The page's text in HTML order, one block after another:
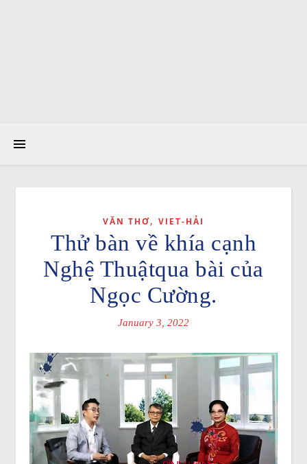
VĂN THƠ, VIET-HẢI
Thử bàn về khía cạnh
Nghệ Thuậtqua bài của
Ngọc Cường.
January 3, 2022